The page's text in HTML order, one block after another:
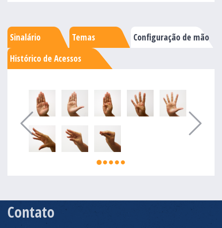
Sinalário Temas
Configuração de mão
Histórico de Acessos
Contato